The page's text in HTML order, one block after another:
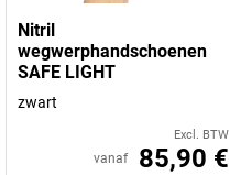
Nitril
wegwerphandschoenen
SAFE LIGHT
zwart
Excl. BTW
vanaf 85,90 €